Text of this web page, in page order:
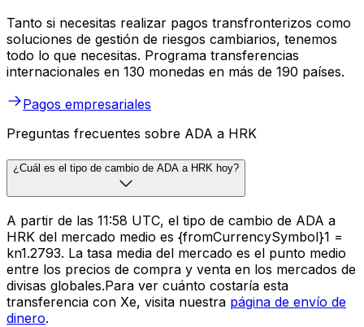
Tanto si necesitas realizar pagos transfronterizos como
soluciones de gestión de riesgos cambiarios, tenemos
todo lo que necesitas. Programa transferencias
internacionales en 130 monedas en más de 190 países.
Pagos empresariales
Preguntas frecuentes sobre ADA a HRK
¿Cuál es el tipo de cambio de ADA a HRK hoy?
A partir de las 11:58 UTC, el tipo de cambio de ADA a
HRK del mercado medio es {fromCurrencySymbol}1 =
kn1.2793. La tasa media del mercado es el punto medio
entre los precios de compra y venta en los mercados de
divisas globales.Para ver cuánto costaría esta
transferencia con Xe, visita nuestra página de envío de
dinero.